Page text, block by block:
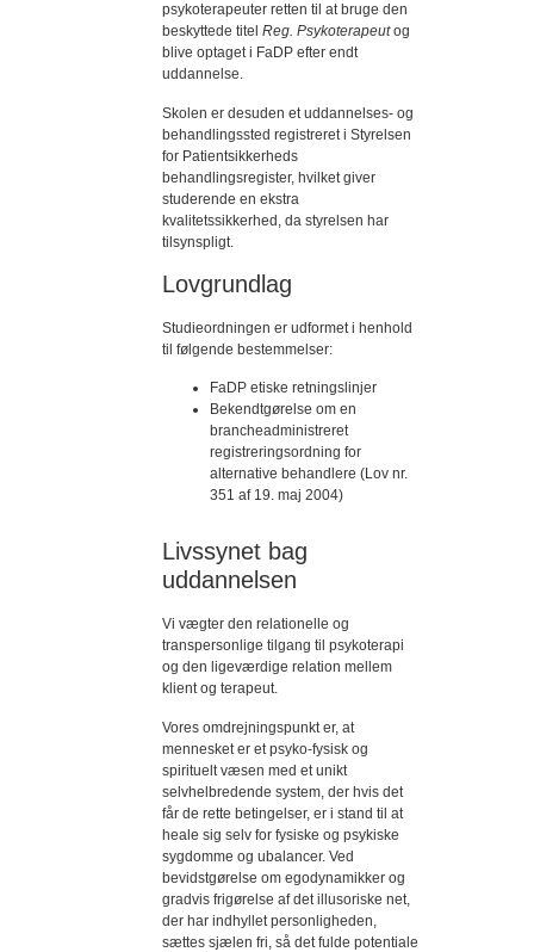
psykoterapeuter retten til at bruge den
beskyttede titel Reg. Psykoterapeutog
blive optaget i FaDP efter endt
uddannelse.
Skolen er desuden et uddannelses- og
behandlingssted registreret i Styrelsen
for Patientsikkerheds
behandlingsregister, hvilket giver
studerende en ekstra
kvalitetssikkerhed, da styrelsen har
tilsynspligt.
Lovgrundlag
Studieordningen er udformet i henhold
til følgende bestemmelser:
FaDP etiske retningslinjer
Bekendtgørelse om en
brancheadministreret
registreringsordning for
alternative behandlere (Lov nr.
351 af 19. maj 2004)
Livssynet bag
uddannelsen
Vi vægter den relationelle og
transpersonlige tilgang til psykoterapi
og den ligeværdige relation mellem
klient og terapeut.
Vores omdrejningspunkt er, at
mennesket er et psyko-fysisk og
spirituelt væsen med et unikt
selvhelbredende system, der hvis det
får de rette betingelser, er i stand til at
heale sig selv for fysiske og psykiske
sygdomme og ubalancer. Ved
bevidstgørelse om egodynamikker og
gradvis frigørelse af det illusoriske net,
der har indhyllet personligheden,
sættes sjælen fri, så det fulde potentiale